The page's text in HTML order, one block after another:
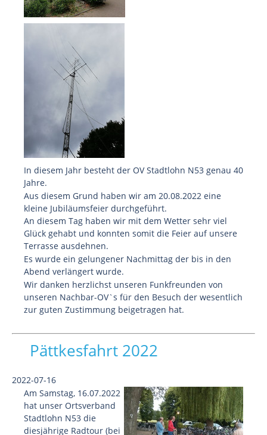
In diesem Jahr besteht der OV Stadtlohn N53 genau 40
Jahre.
Aus diesem Grund haben wir am 20.08.2022 eine
kleine Jubiläumsfeier durchgeführt.
An diesem Tag haben wir mit dem Wetter sehr viel
Glück gehabt und konnten somit die Feier auf unsere
Terrasse ausdehnen.
Es wurde ein gelungener Nachmittag der bis in den
Abend verlängert wurde.
Wir danken herzlichst unseren Funkfreunden von
unseren Nachbar-OV`s für den Besuch der wesentlich
zur guten Zustimmung beigetragen hat.
Pättkesfahrt 2022
2022-07-16
Am Samstag, 16.07.2022
hat unser Ortsverband
Stadtlohn N53 die
diesjährige Radtour (bei